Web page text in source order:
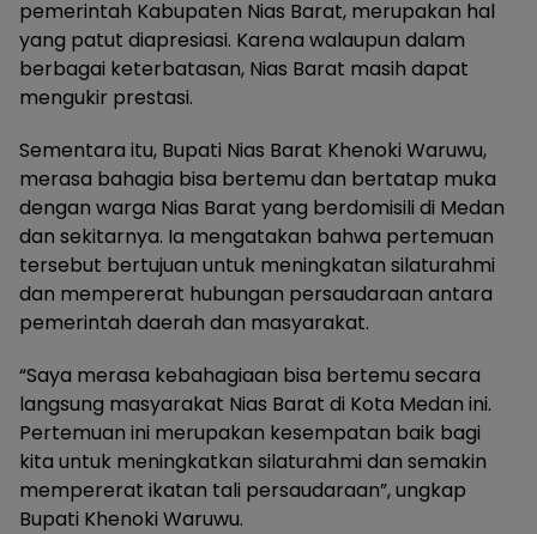
pemerintah Kabupaten Nias Barat, merupakan hal
yang patut diapresiasi. Karena walaupun dalam
berbagai keterbatasan, Nias Barat masih dapat
mengukir prestasi.
Sementara itu, Bupati Nias Barat Khenoki Waruwu,
merasa bahagia bisa bertemu dan bertatap muka
dengan warga Nias Barat yang berdomisili di Medan
dan sekitarnya. Ia mengatakan bahwa pertemuan
tersebut bertujuan untuk meningkatan silaturahmi
dan mempererat hubungan persaudaraan antara
pemerintah daerah dan masyarakat.
“Saya merasa kebahagiaan bisa bertemu secara
langsung masyarakat Nias Barat di Kota Medan ini.
Pertemuan ini merupakan kesempatan baik bagi
kita untuk meningkatkan silaturahmi dan semakin
mempererat ikatan tali persaudaraan”, ungkap
Bupati Khenoki Waruwu.